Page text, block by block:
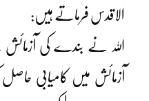
الاقدس فرماتے ہیں:
اللہ نے بندے کی
آزمائش میں کامیابی